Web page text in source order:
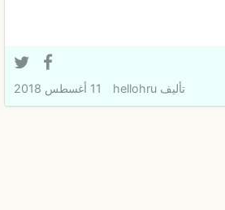
تأليفhellohru 11 أغسطس 2018